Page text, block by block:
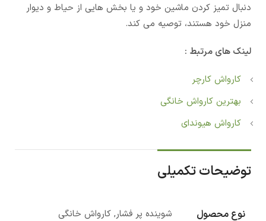
دنبال تمیز کردن ماشین خود و یا بخش هایی از حیاط و دیوار
منزل خود هستند، توصیه می کند.
لینک های مرتبط :
کارواش کارچر
بهترین کارواش خانگی
کارواش هیوندای
توضیحات تکمیلی
نوع محصول شوینده پر فشار, کارواش خانگی